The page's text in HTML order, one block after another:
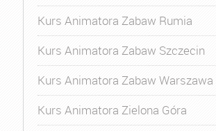
Kurs Animatora Zabaw Rumia
Kurs Animatora Zabaw Szczecin
Kurs Animatora Zabaw Warszawa
Kurs Animatora Zielona Góra